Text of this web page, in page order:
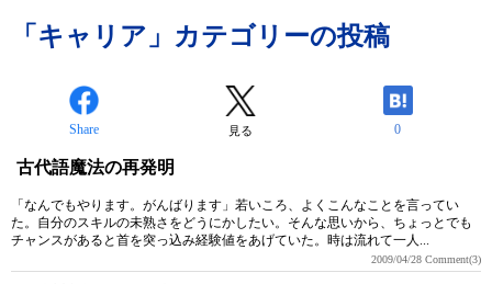
「キャリア」カテゴリーの投稿
Share 見る 0
古代語魔法の再発明
「なんでもやります。がんばります」若いころ、よくこんなことを言ってい
た。自分のスキルの未熟さをどうにかしたい。そんな思いから、ちょっとでも
チャンスがあると首を突っ込み経験値をあげていた。時は流れて一人...
2009/04/28 Comment(3)